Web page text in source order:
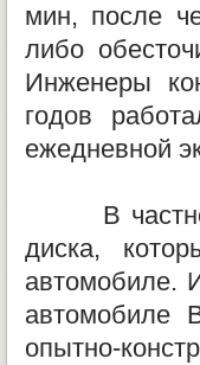
мин, после
либо
Инженеры
годов
ежедневной
В
диска,
автомобиле.
автомобиле
опытно-